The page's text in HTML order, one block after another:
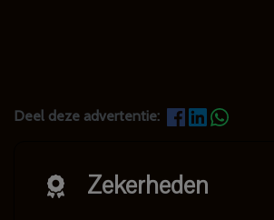
Deel deze advertentie:
Zekerheden